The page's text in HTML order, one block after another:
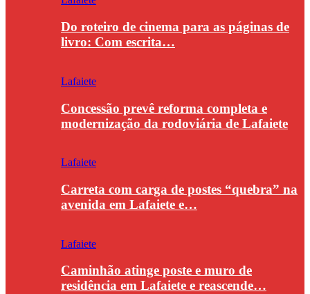
Do roteiro de cinema para as páginas de
livro: Com escrita…
Lafaiete
Concessão prevê reforma completa e
modernização da rodoviária de Lafaiete
Lafaiete
Carreta com carga de postes “quebra” na
avenida em Lafaiete e…
Lafaiete
Caminhão atinge poste e muro de
residência em Lafaiete e reascende…